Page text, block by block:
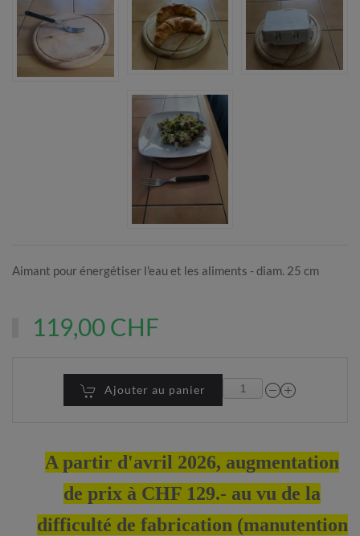
Aimant pour énergétiser l'eau et les aliments - diam. 25 cm
119,00 CHF
Ajouter au panier
A partir d'avril 2026, augmentation
de prix à CHF 129.- au vu de la
difficulté de fabrication (manutention